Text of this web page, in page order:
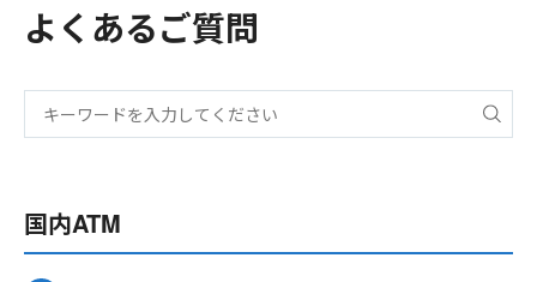
よくあるご質問
国内ATM